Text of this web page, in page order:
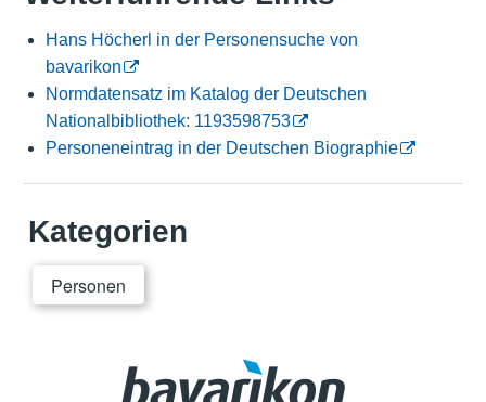
Hans Höcherl in der Personensuche von
bavarikon
Normdatensatz im Katalog der Deutschen
Nationalbibliothek: 1193598753
Personeneintrag in der Deutschen Biographie
Kategorien
Personen